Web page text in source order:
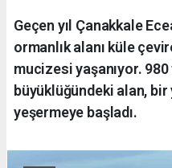
Geçen yıl Çanakkale
ormanlık alanı küle
mucizesi yaşanıyor.
büyüklüğündeki alan, bir
yeşermeye başladı.